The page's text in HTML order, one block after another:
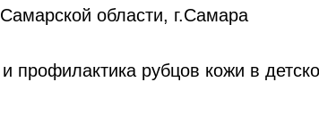
области, г.Самара
профилактика рубцов кожи в